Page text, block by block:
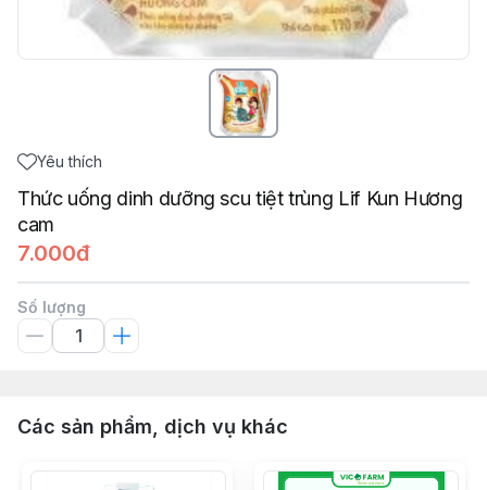
Yêu thích
Thức uống dinh dưỡng scu tiệt trùng Lif Kun Hương
cam
7.000đ
Số lượng
Các sản phẩm, dịch vụ khác